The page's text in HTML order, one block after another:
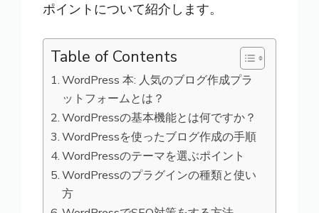
ポイントについて紹介します。
Table of Contents
WordPress 本: 人気のブログ作成プラ
ットフォームとは？
WordPressの基本機能とは何ですか？
WordPressを使ったブログ作成の手順
WordPressのテーマを選ぶポイント
WordPressのプラグインの種類と使い
方